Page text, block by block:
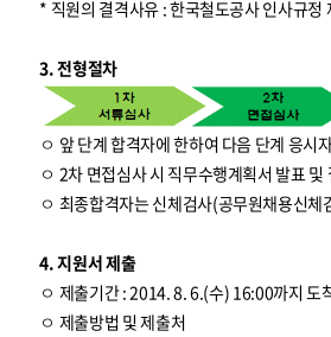
* 직원의 결격사유 : 한국철도공사 인사규정
3. 전형절차
ㅇ 앞 단계 합격자에 한하여 다음 단계 응시
ㅇ 2차 면접심사 시 직무수행계획서 발표 및
ㅇ 최종합격자는 신체검사(공무원채용신체
4. 지원서 제출
ㅇ 제출기간 : 2014. 8. 6.(수) 16:00까지 도
ㅇ 제출방법 및 제출처